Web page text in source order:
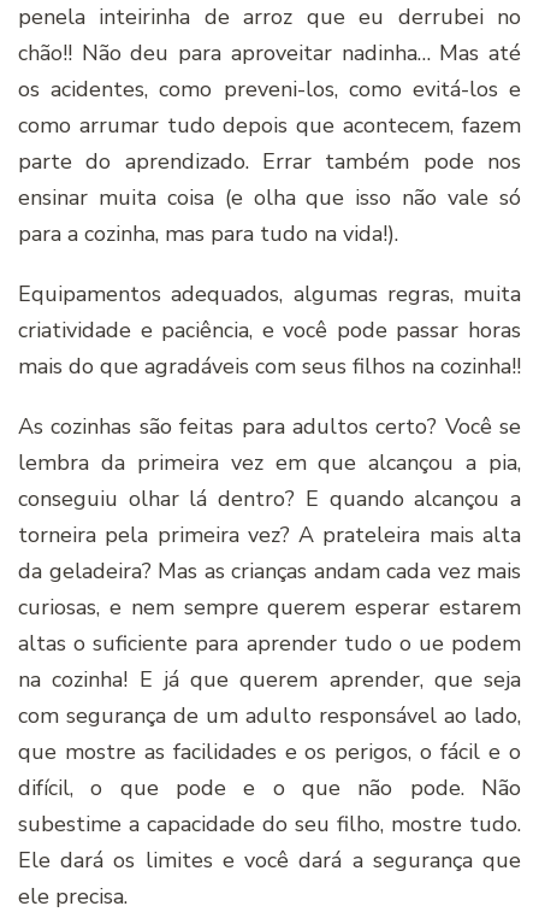
penela inteirinha de arroz que eu derrubei no
chão!! Não deu para aproveitar nadinha… Mas até
os acidentes, como preveni-los, como evitá-los e
como arrumar tudo depois que acontecem, fazem
parte do aprendizado. Errar também pode nos
ensinar muita coisa (e olha que isso não vale só
para a cozinha, mas para tudo na vida!).
Equipamentos adequados, algumas regras, muita
criatividade e paciência, e você pode passar horas
mais do que agradáveis com seus filhos na cozinha!!
As cozinhas são feitas para adultos certo? Você se
lembra da primeira vez em que alcançou a pia,
conseguiu olhar lá dentro? E quando alcançou a
torneira pela primeira vez? A prateleira mais alta
da geladeira? Mas as crianças andam cada vez mais
curiosas, e nem sempre querem esperar estarem
altas o suficiente para aprender tudo o ue podem
na cozinha! E já que querem aprender, que seja
com segurança de um adulto responsável ao lado,
que mostre as facilidades e os perigos, o fácil e o
difícil, o que pode e o que não pode. Não
subestime a capacidade do seu filho, mostre tudo.
Ele dará os limites e você dará a segurança que
ele precisa.